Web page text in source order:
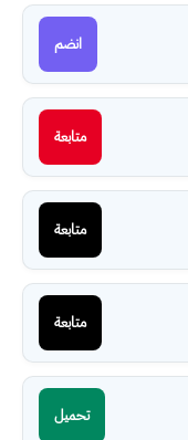
انضم
متابعة
متابعة
متابعة
تحميل